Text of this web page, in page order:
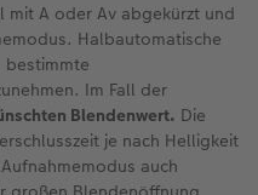
mit A oder Av abgekürzt und
Halbautomatische
bestimmte
Im Fall der
Blendenwert. Die
je nach Helligkeit
auch